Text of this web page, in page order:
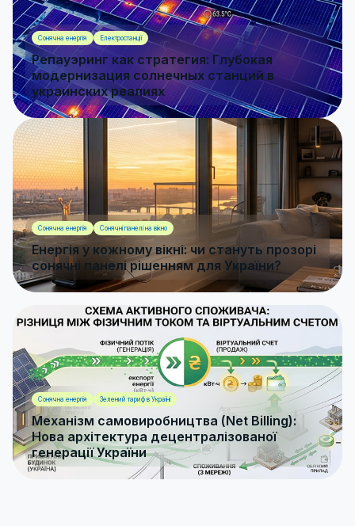
Сонячна енергія Електростанції
Репауэринг как стратегия: Глубокая
модернизация солнечных станций в
украинских реалиях
Сонячна енергія Сонячні панелі на вікно
Енергія у кожному вікні: чи стануть прозорі
сонячні панелі рішенням для України?
Сонячна енергія Зелений тариф в Україні
Механізм самовиробництва (Net Billing):
Нова архітектура децентралізованої
генерації України